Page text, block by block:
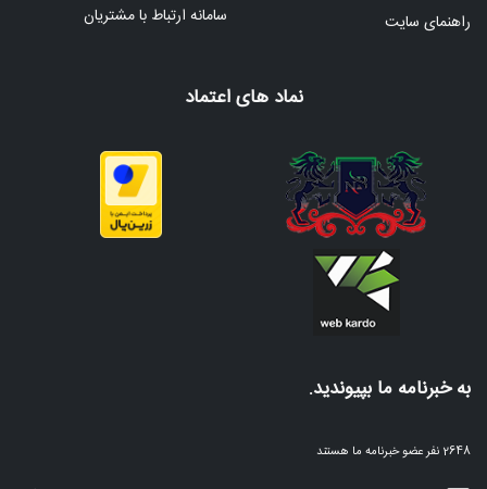
راهنمای سایت
سامانه ارتباط با مشتریان
نماد های اعتماد
به خبرنامه ما بپیوندید.
2648 نفر عضو خبرنامه ما هستند